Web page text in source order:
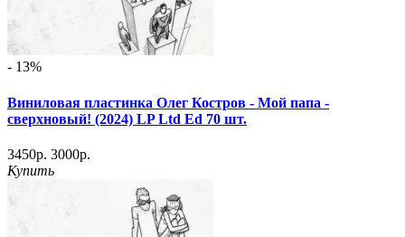
- 13%
Виниловая пластинка Олег Костров - Мой папа -
сверхновый! (2024) LP Ltd Ed 70 шт.
3450р. 3000р.
Купить